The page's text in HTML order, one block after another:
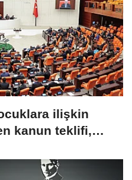
ilişkin
kanun teklifi,